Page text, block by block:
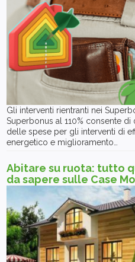
Gli interventi rientranti nei
Superbonus al 110% consente di
delle spese per gli interventi di
energetico e miglioramento…
Abitare su ruota: tutto
da sapere sulle Case